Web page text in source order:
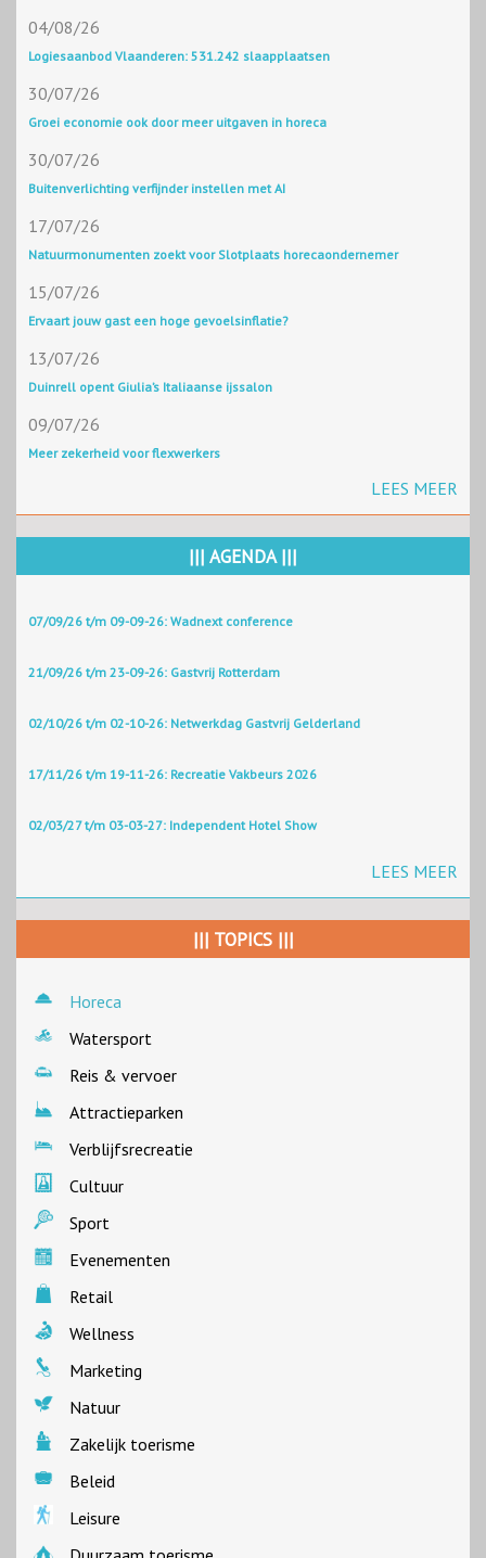
04/08/26
Logiesaanbod Vlaanderen: 531.242 slaapplaatsen
30/07/26
Groei economie ook door meer uitgaven in horeca
30/07/26
Buitenverlichting verfijnder instellen met AI
17/07/26
Natuurmonumenten zoekt voor Slotplaats horecaondernemer
15/07/26
Ervaart jouw gast een hoge gevoelsinflatie?
13/07/26
Duinrell opent Giulia’s Italiaanse ijssalon
09/07/26
Meer zekerheid voor flexwerkers
LEES MEER
||| AGENDA |||
07/09/26 t/m 09-09-26: Wadnext conference
21/09/26 t/m 23-09-26: Gastvrij Rotterdam
02/10/26 t/m 02-10-26: Netwerkdag Gastvrij Gelderland
17/11/26 t/m 19-11-26: Recreatie Vakbeurs 2026
02/03/27 t/m 03-03-27: Independent Hotel Show
LEES MEER
||| TOPICS |||
Horeca
Watersport
Reis & vervoer
Attractieparken
Verblijfsrecreatie
Cultuur
Sport
Evenementen
Retail
Wellness
Marketing
Natuur
Zakelijk toerisme
Beleid
Leisure